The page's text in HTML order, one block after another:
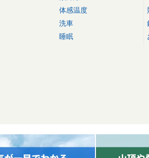
体感温度
洗車
睡眠